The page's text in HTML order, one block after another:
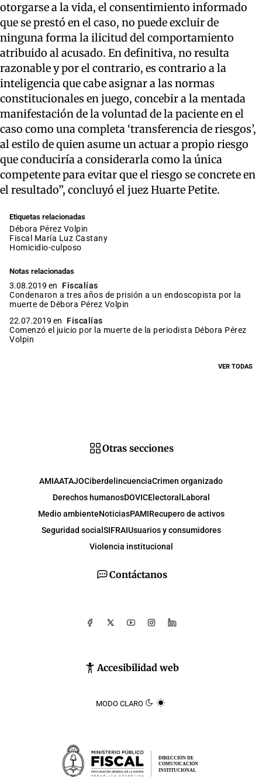
otorgarse a la vida, el consentimiento informado
que se prestó en el caso, no puede excluir de
ninguna forma la ilicitud del comportamiento
atribuido al acusado. En definitiva, no resulta
razonable y por el contrario, es contrario a la
inteligencia que cabe asignar a las normas
constitucionales en juego, concebir a la mentada
manifestación de la voluntad de la paciente en el
caso como una completa ‘transferencia de riesgos’,
al estilo de quien asume un actuar a propio riesgo
que conduciría a considerarla como la única
competente para evitar que el riesgo se concrete en
el resultado”, concluyó el juez Huarte Petite.
Etiquetas relacionadas
Débora Pérez Volpin
fiscal María Luz Castany
homicidio-culposo
Notas relacionadas
3.08.2019 en
Fiscalías
Condenaron a tres años de prisión a un endoscopista por la
muerte de Débora Pérez Volpin
22.07.2019 en
Fiscalías
Comenzó el juicio por la muerte de la periodista Débora Pérez
Volpin
VER TODAS
Contáctanos
Accesibilidad web
MODO CLARO
Otras secciones
AMIAATAJOCiberdelincuenciaCrimen organizado
Derechos humanosDOVICElectoral Laboral
Medio ambienteNoticiasPAMIRecupero de activos
Seguridad social SIFRAIUsuarios y consumidores
Violencia institucional
DIRECCIÓN DE
COMUNICACIÓN
INSTITUCIONAL